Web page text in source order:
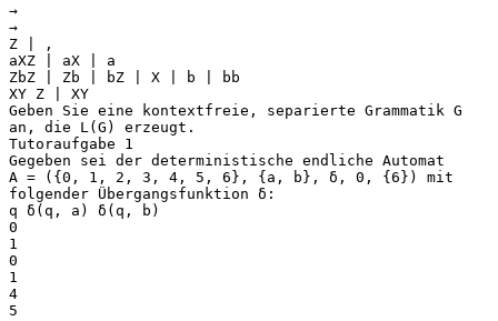
→
→
Z | ,
aXZ | aX | a
ZbZ | Zb | bZ | X | b | bb
XY Z | XY
Geben Sie eine kontextfreie, separierte Grammatik G
an, die L(G) erzeugt.
Tutoraufgabe 1
Gegeben sei der deterministische endliche Automat
A = ({0, 1, 2, 3, 4, 5, 6}, {a, b}, δ, 0, {6}) mit
folgender Übergangsfunktion δ:
q δ(q, a) δ(q, b)
0
1
0
1
4
5